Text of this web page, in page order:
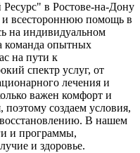
в Ростове-на-Дону
всестороннюю помощь в
на индивидуальном
команда опытных
на пути к
спектр услуг, от
лечения и
важен комфорт и
поэтому создаем условия,
В нашем
и программы,
и здоровье.